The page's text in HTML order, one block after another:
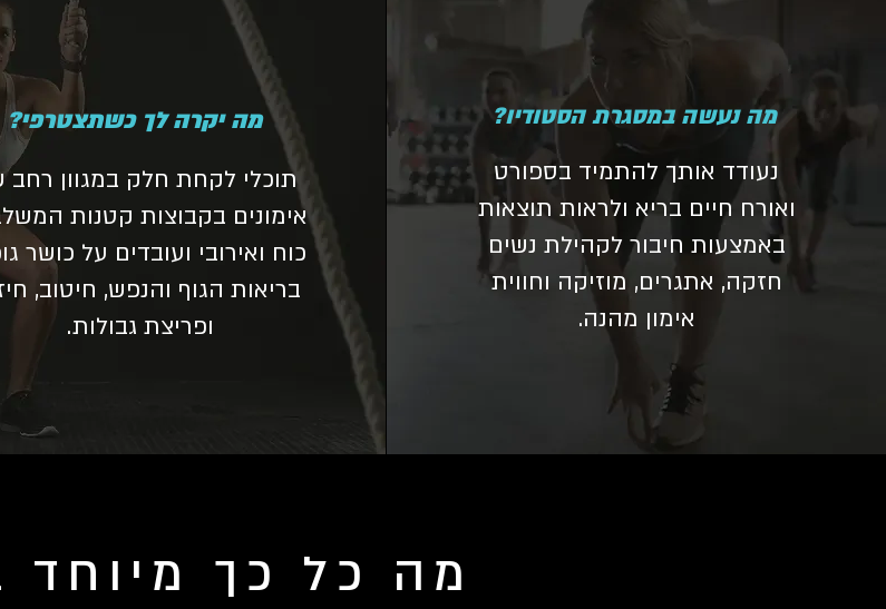
מה יקרה לך כשתצטרפי?
תוכלי לקחת חלק במגוון רחב
אימונים בקבוצות קטנות
כוח ואירובי ועובדים על כושר
בריאות הגוף והנפש, חיטוב,
ופריצת גבולות.
מה נעשה במסגרת הסטודיו?
נעודד אותך להתמיד בספורט
ואורח חיים בריא ולראות תוצאות
באמצעות חיבור לקהילת נשים
חזקה, אתגרים, מוזיקה וחווית
אימון מהנה.
מה כל כך מיוחד